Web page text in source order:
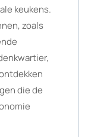
keukens.
zoals
die de